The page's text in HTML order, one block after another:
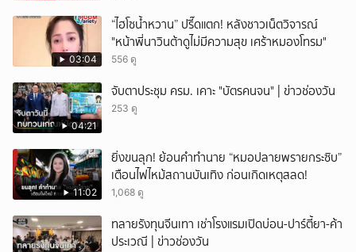
03:04
“ไฮโซน้ำหวาน” ปรี๊ดแตก! หลังชาวเน็ตวิจารณ์
"หน้าพี่นาวินต้าดูไม่มีความสุข เศร้าหมองโทรม"
556 ดู
04:21
จับตาประชุม ครม. เคาะ "บัตรคนจน" | ข่าวช่องวัน
253 ดู
11:02
ยิ่งขนลุก! ย้อนคำทำนาย “หมอปลายพรายกระซิบ”
เตือนไฟไหม้สถานบันเทิง ก่อนเกิดเหตุสลด!
1,068 ดู
ทลายรังทุนจีนเทา เช่าโรงแรมเปิดบ่อน-ปาร์ตี้ยา-ค้า
ประเวณี | ข่าวช่องวัน